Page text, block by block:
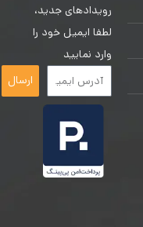
رویدادهای جدید،
لطفا ایمیل خود را
وارد نمایید
ارسال